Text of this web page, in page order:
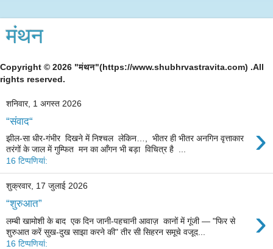
मंथन
Copyright © 2026 "मंथन"(https://www.shubhrvastravita.com) .All
rights reserved.
शनिवार, 1 अगस्त 2026
“संवाद“ ›
झील-सा धीर-गंभीर दिखने में निश्चल लेकिन…, भीतर ही भीतर अनगिन वृत्ताकार
तरंगों के जाल में गुम्फित मन का आँगन भी बड़ा विचित्र है ...
16 टिप्‍पणियां:
शुक्रवार, 17 जुलाई 2026
“शुरुआत” ›
लम्बी खामोशी के बाद एक दिन जानी-पहचानी आवाज़ कानों में गूंजी — "फिर से
शुरुआत करें सुख-दुख साझा करने की" तीर सी सिहरन समूचे वजूद...
16 टिप्‍पणियां: